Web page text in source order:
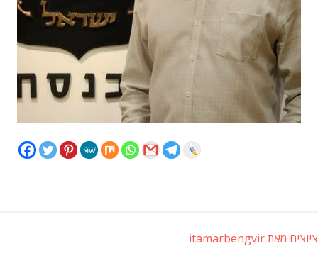
ציוצים מאת itamarbengvir